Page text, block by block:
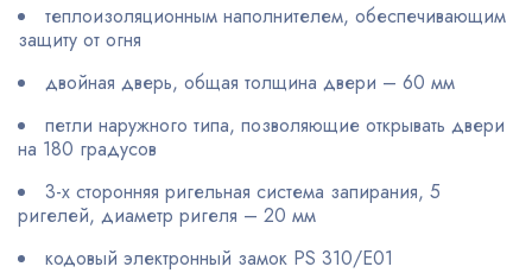
теплоизоляционным наполнителем, обеспечивающим
защиту от огня
двойная дверь, общая толщина двери – 60 мм
петли наружного типа, позволяющие открывать двери
на 180 градусов
3-х сторонняя ригельная система запирания, 5
ригелей, диаметр ригеля – 20 мм
кодовый электронный замок PS 310/E01